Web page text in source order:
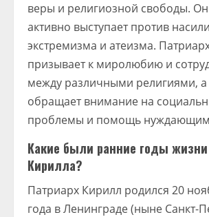
веры и религиозной свободы.
активно выступает против
экстремизма и атеизма.
призывает к миролюбию и
между различными религиями, а
обращает внимание на
проблемы и помощь
Какие были ранние годы жизни
Кирилла?
Патриарх Кирилл родился 20
года в Ленинграде (ныне Санкт-